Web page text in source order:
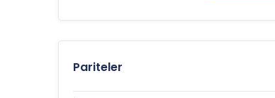
Pariteler